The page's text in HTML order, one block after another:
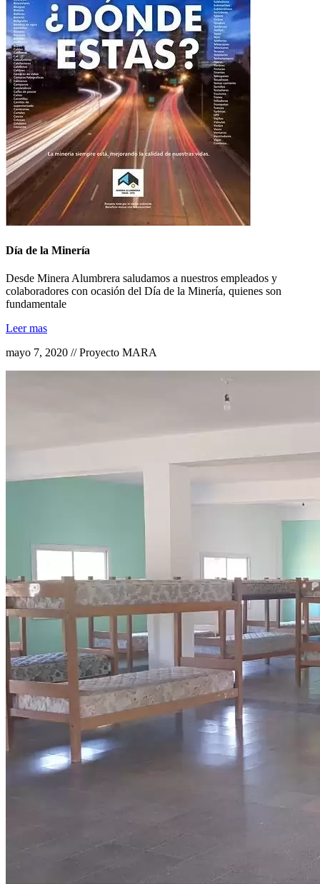
Día de la Minería
Desde Minera Alumbrera saludamos a nuestros empleados y
colaboradores con ocasión del Día de la Minería, quienes son
fundamentale
Leer mas
mayo 7, 2020 // Proyecto MARA